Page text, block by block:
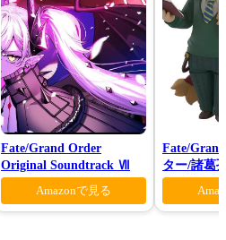
Fate/Grand Order
Original Soundtrack Ⅶ
Amazonで見る
Fate/
ター/諸葛